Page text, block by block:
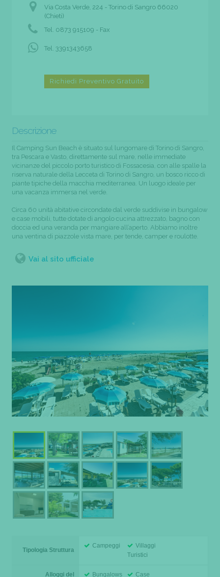
Via Costa Verde, 224 - Torino di Sangro 66020
(Chieti)
Tel. 0873 915109 - Fax
Tel. 3391343658
Richiedi Preventivo Gratuito
Descrizione
Il Camping Sun Beach è situato sul lungomare di Torino di Sangro,
tra Pescara e Vasto, direttamente sul mare, nelle immediate
vicinanze del piccolo porto turistico di Fossacesia, con alle spalle la
riserva naturale della Lecceta di Torino di Sangro, un bosco ricco di
piante tipiche della macchia mediterranea. Un luogo ideale per
una vacanza immersa nel verde.
Circa 60 unità abitative circondate dal verde suddivise in bungalow
e case mobili, tutte dotate di angolo cucina attrezzato, bagno con
doccia ed una veranda per mangiare all’aperto. Abbiamo inoltre
una ventina di piazzole vista mare, per tende, camper e roulotte.
Vai al sito ufficiale
Tipologia Struttura
Campeggi
Villaggi
Turistici
Alloggi del
Bungalows
Case